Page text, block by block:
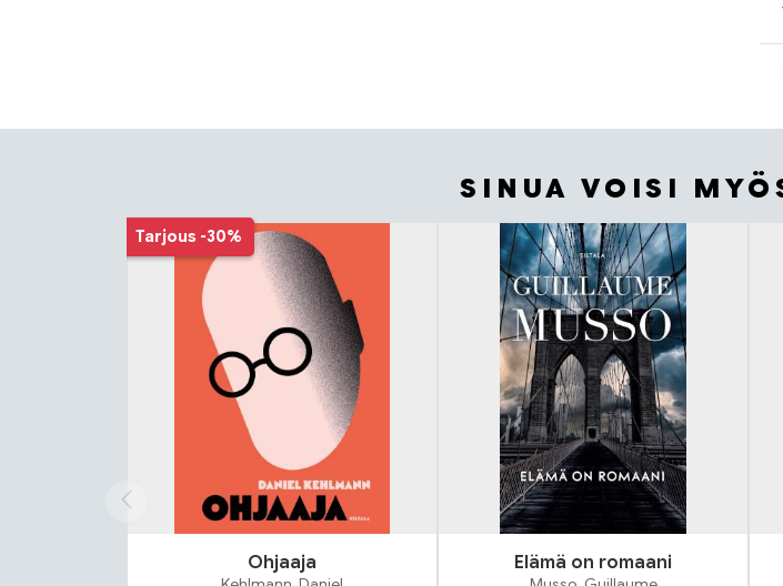
SINUA VOISI
Tuoteluettelon alku
Tarjous -30%
Ohjaaja Elämä on romaani